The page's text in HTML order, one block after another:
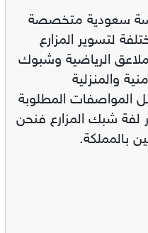
سعودية متخصصة
لتسوير المزارع
الرياضية وشبوك
والمنزلية
المواصفات المطلوبة
شبك المزارع فنحن
بالمملكة.